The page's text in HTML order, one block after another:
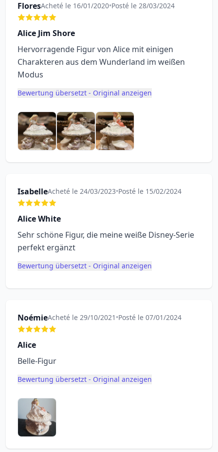
FloresAcheté le 16/01/2020•Posté le 28/03/2024
Alice Jim Shore
Hervorragende Figur von Alice mit einigen
Charakteren aus dem Wunderland im weißen
Modus
Bewertung übersetzt - Original anzeigen
IsabelleAcheté le 24/03/2023•Posté le 15/02/2024
Alice White
Sehr schöne Figur, die meine weiße Disney-Serie
perfekt ergänzt
Bewertung übersetzt - Original anzeigen
NoémieAcheté le 29/10/2021 •Posté le 07/01/2024
Alice
Belle-Figur
Bewertung übersetzt - Original anzeigen